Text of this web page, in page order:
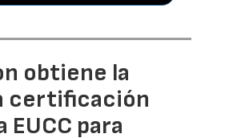
obtiene la
certificación
EUCC para